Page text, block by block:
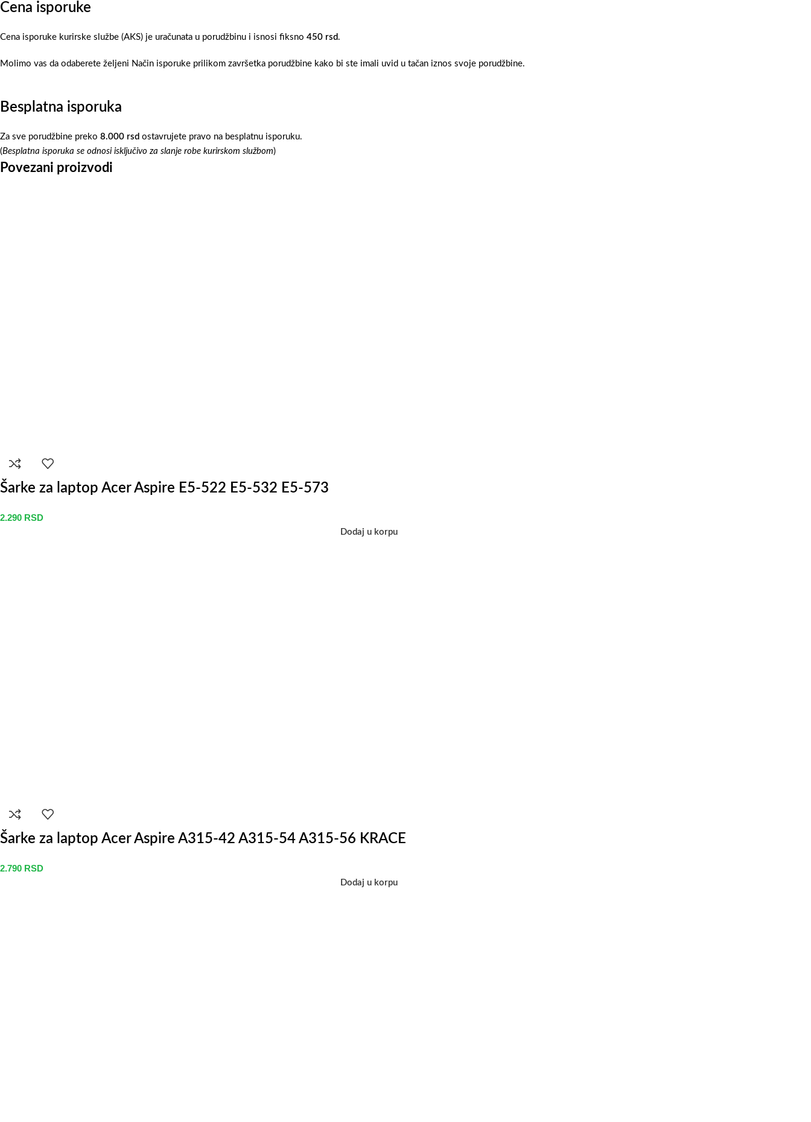
Cena isporuke
Cena isporuke kurirske službe (AKS) je uračunata u porudžbinu i isnosi fiksno 450 rsd.
Molimo vas da odaberete željeni Način isporuke prilikom završetka porudžbine kako bi ste imali uvid u tačan iznos svoje porudžbine.
Besplatna isporuka
Za sve porudžbine preko 8.000 rsd ostavrujete pravo na besplatnu isporuku.
(Besplatna isporuka se odnosi isključivo za slanje robe kurirskom službom)
Povezani proizvodi
Šarke za laptop Acer Aspire E5-522 E5-532 E5-573
2.290 RSD
Dodaj u korpu
Šarke za laptop Acer Aspire A315-42 A315-54 A315-56 KRACE
2.790 RSD
Dodaj u korpu